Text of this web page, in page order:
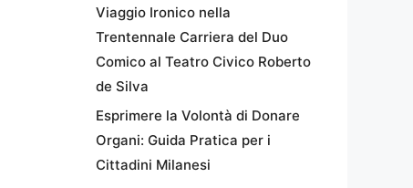
Viaggio Ironico nella
Trentennale Carriera del Duo
Comico al Teatro Civico Roberto
de Silva
Esprimere la Volontà di Donare
Organi: Guida Pratica per i
Cittadini Milanesi